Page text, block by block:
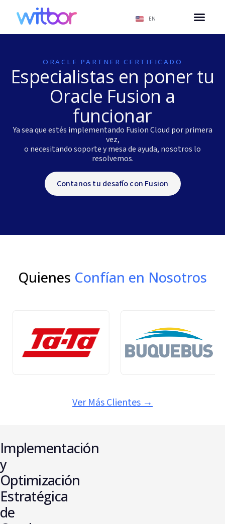
EN
ORACLE PARTNER CERTIFICADO
Especialistas en poner tu
Oracle Fusion a
funcionar
Ya sea que estés implementando Fusion Cloud por primera
vez,
o necesitando soporte y mesa de ayuda, nosotros lo
resolvemos.
Contanos tu desafío con Fusion
Quienes Confían en Nosotros
Ver Más Clientes →
Implementación
y
Optimización
Estratégica
de